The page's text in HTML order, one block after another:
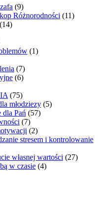
(9)
Różnorodności (11)
(14)
(1)
(7)
(6)
(75)
młodziezy (5)
dla Pań (57)
(7)
(2)
stresem i kontrolowanie
własnej wartości (27)
w czasie (4)